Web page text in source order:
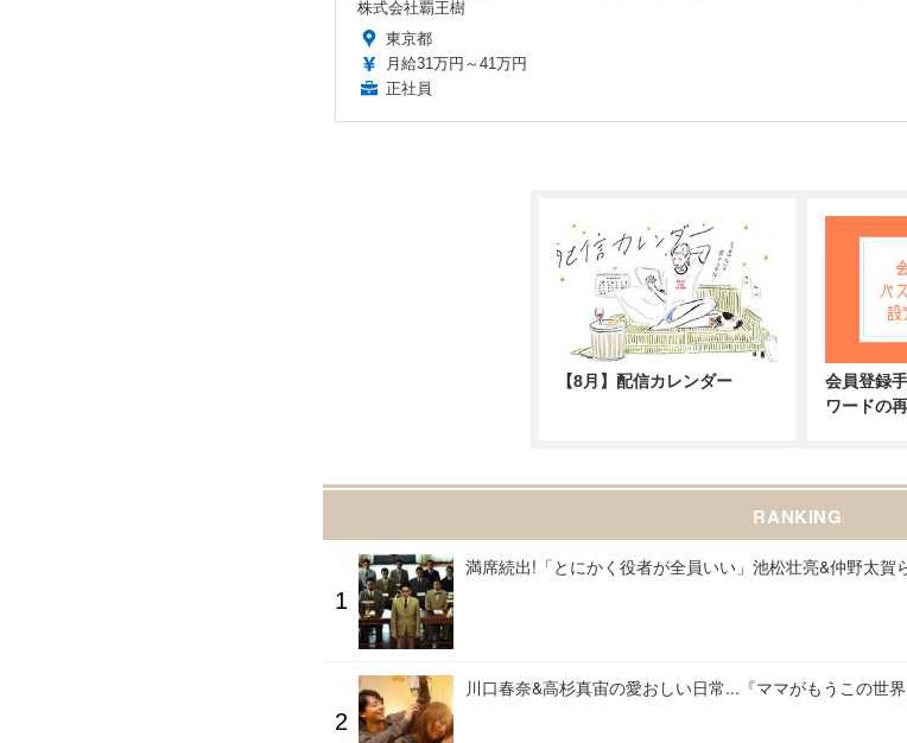
株式会社覇王樹
東京都
月給31万円～41万円
正社員
【8月】配信カレンダー
会員登録
ワードの
RANKING
満席続出!「とにかく役者が全員いい」池松壮亮&仲野太賀
川口春奈&高杉真宙の愛おしい日常...『ママがもうこの世